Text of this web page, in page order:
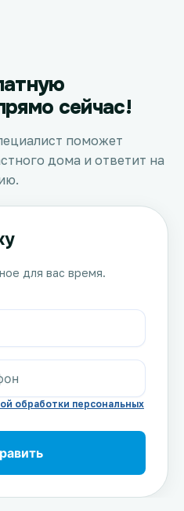
сейчас!
поможет
дома и ответит на
для вас время.
обработки персональных